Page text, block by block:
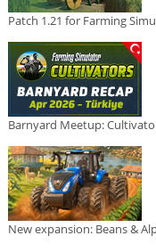
Patch 1.21 for Farming
Barnyard Meetup:
New expansion: Beans &